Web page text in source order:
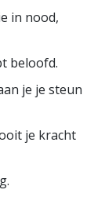
in nood,
beloofd.
je je steun
je kracht